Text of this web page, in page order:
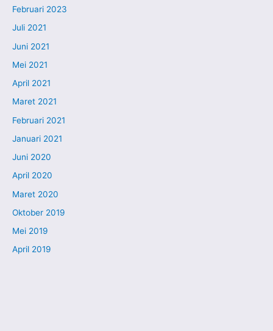
Februari 2023
Juli 2021
Juni 2021
Mei 2021
April 2021
Maret 2021
Februari 2021
Januari 2021
Juni 2020
April 2020
Maret 2020
Oktober 2019
Mei 2019
April 2019